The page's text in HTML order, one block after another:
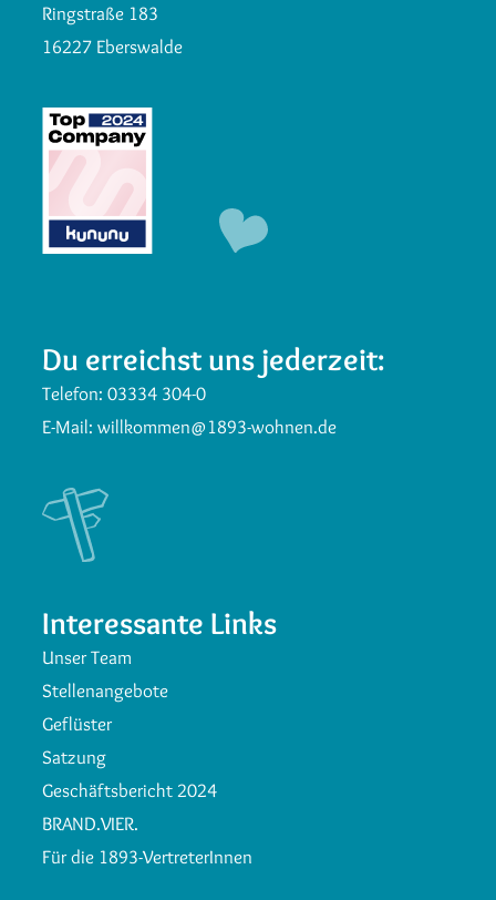
Ringstraße 183
16227 Eberswalde
Du erreichst uns jederzeit:
Telefon:03334 304-0
E-Mail:willkommen@1893-wohnen.de
Interessante Links
Unser Team
Stellenangebote
Geflüster
Satzung
Geschäftsbericht 2024
BRAND.VIER.
Für die 1893-VertreterInnen